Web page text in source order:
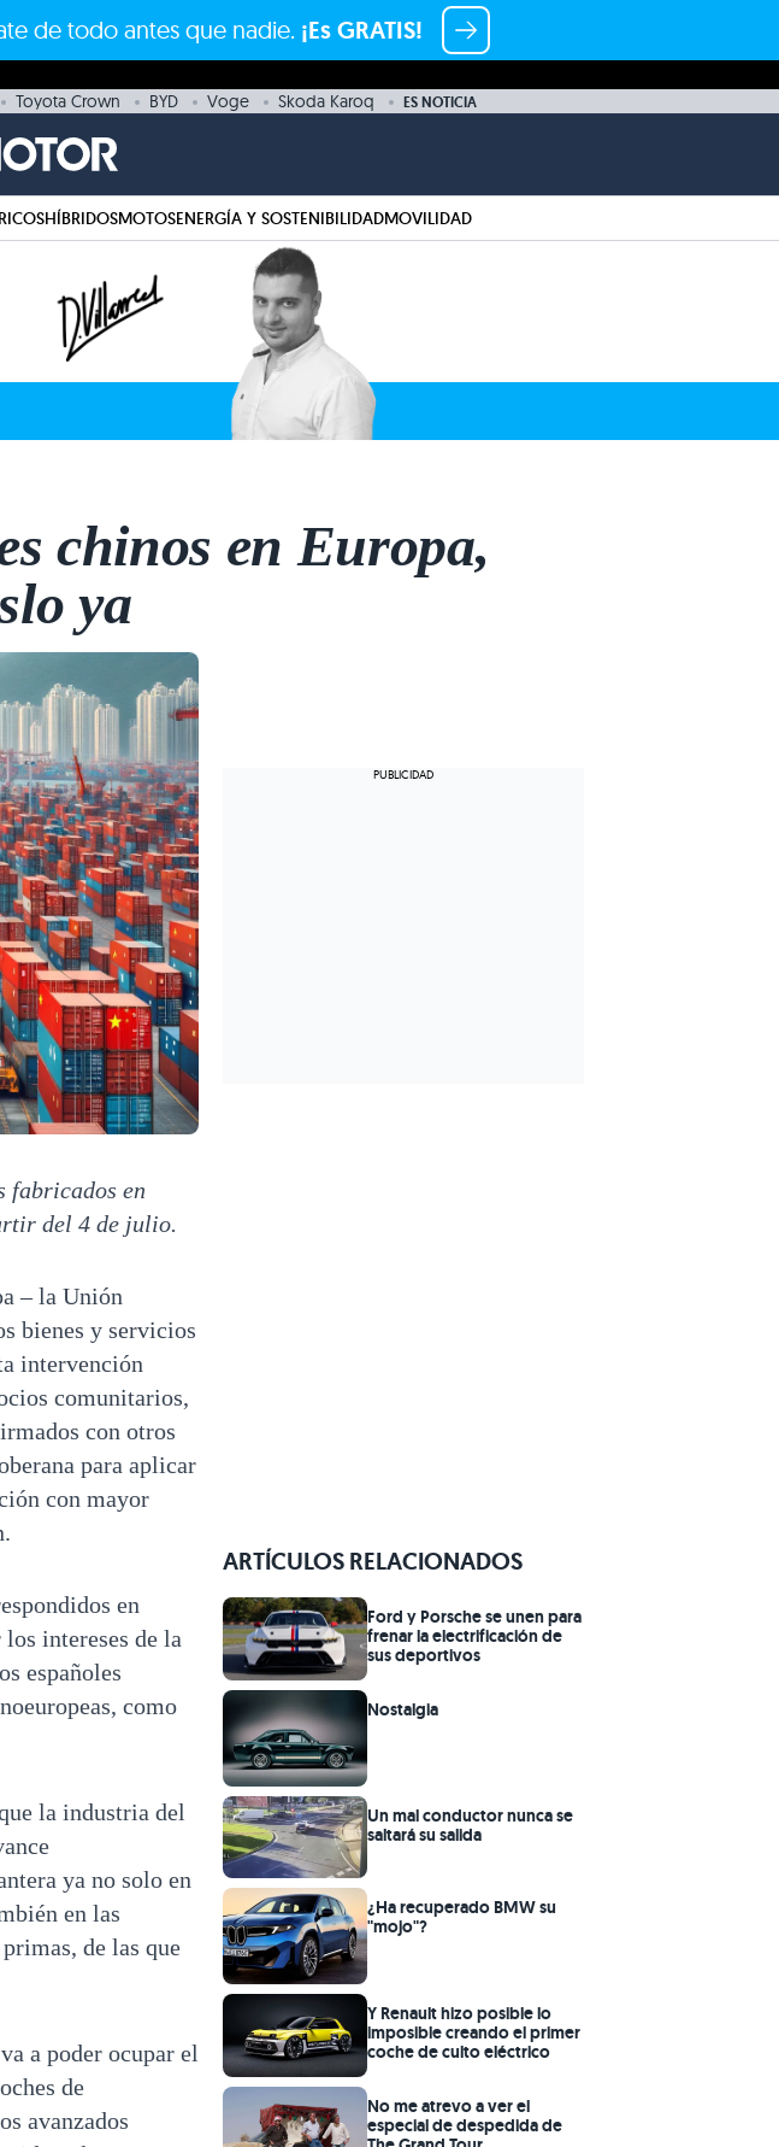
de todo antes que nadie. ¡Es GRATIS!
Toyota Crown BYD Voge Skoda Karoq ES NOTICIA
HÍBRIDOSMOTOSENERGÍA Y SOSTENIBILIDADMOVILIDAD
chinos en Europa,
ya
fabricados en
del 4 de julio.
– la Unión
bienes y servicios
intervención
comunitarios,
con otros
para aplicar
con mayor
en
intereses de la
españoles
como
la industria del
ya no solo en
en las
de las que
a poder ocupar el
de
avanzados
ARTÍCULOS RELACIONADOS
Ford y Porsche se unen para
frenar la electrificación de
sus deportivos
Nostalgia
Un mal conductor nunca se
saltará su salida
¿Ha recuperado BMW su
"mojo"?
Y Renault hizo posible lo
imposible creando el primer
coche de culto eléctrico
No me atrevo a ver el
especial de despedida de